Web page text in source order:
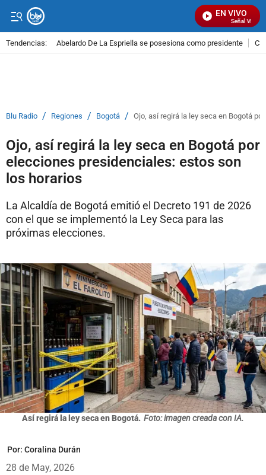
EN VIVO
Señal Visual
Tendencias: Abelardo De La Espriella se posesiona como presidente
Blu Radio / Regiones / Bogotá / Ojo, así regirá la ley seca en Bogotá
Ojo, así regirá la ley seca en Bogotá por
elecciones presidenciales: estos son
los horarios
La Alcaldía de Bogotá emitió el Decreto 191 de 2026
con el que se implementó la Ley Seca para las
próximas elecciones.
Así regirá la ley seca en Bogotá. Foto: imagen creada con IA.
Por: Coralina Durán
28 de May, 2026